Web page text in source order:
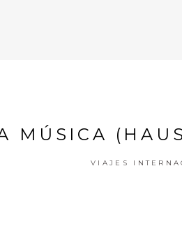
MÚSICA
VIAJES